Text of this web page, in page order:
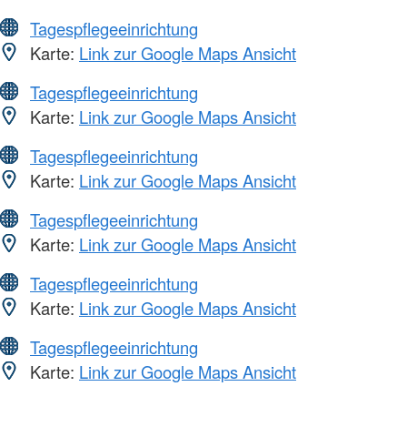
Tagespflegeeinrichtung
Karte: Link zur Google Maps Ansicht
Tagespflegeeinrichtung
Karte: Link zur Google Maps Ansicht
Tagespflegeeinrichtung
Karte: Link zur Google Maps Ansicht
Tagespflegeeinrichtung
Karte: Link zur Google Maps Ansicht
Tagespflegeeinrichtung
Karte: Link zur Google Maps Ansicht
Tagespflegeeinrichtung
Karte: Link zur Google Maps Ansicht